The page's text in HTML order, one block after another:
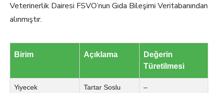
Veterinerlik Dairesi FSVO’nun Gıda Bileşimi Veritabanından
alınmıştır.
Birim Açıklama
Değerin
Türetilmesi
Yiyecek
Tartar Soslu
–